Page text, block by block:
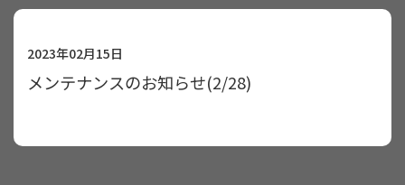
2023年02月15日
メンテナンスのお知らせ(2/28)